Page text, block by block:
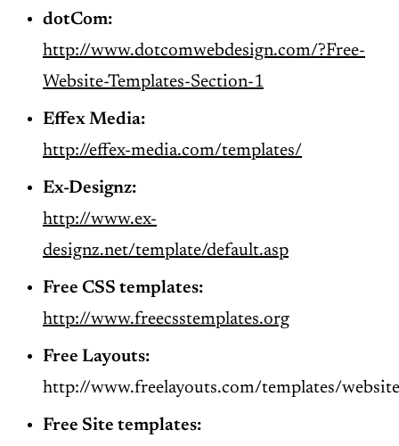
dotCom:
http://www.dotcomwebdesign.com/?Free-
Website-Templates-Section-1
Effex Media:
http://effex-media.com/templates/
Ex-Designz:
http://www.ex-
designz.net/template/default.asp
Free CSS templates:
http://www.freecsstemplates.org
Free Layouts:
http://www.freelayouts.com/templates/website
Free Site templates: